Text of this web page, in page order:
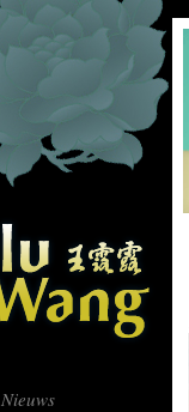
Nieuws